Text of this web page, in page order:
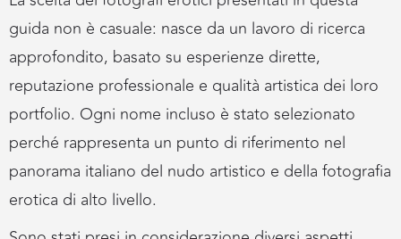
guida non è casuale: nasce da un lavoro di ricerca
approfondito, basato su esperienze dirette,
reputazione professionale e qualità artistica dei loro
portfolio. Ogni nome incluso è stato selezionato
perché rappresenta un punto di riferimento nel
panorama italiano del nudo artistico e della fotografia
erotica di alto livello.